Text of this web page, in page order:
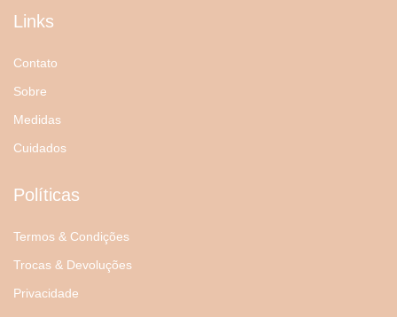
Links
Contato
Sobre
Medidas
Cuidados
Políticas
Termos & Condições
Trocas & Devoluções
Privacidade